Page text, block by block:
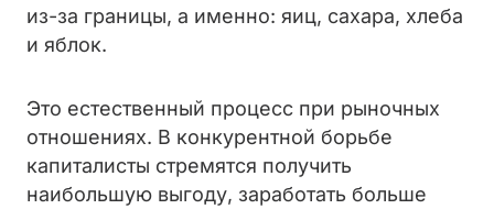
из-за границы, а именно: яиц, сахара, хлеба
и яблок.
Это естественный процесс при рыночных
отношениях. В конкурентной борьбе
капиталисты стремятся получить
наибольшую выгоду, заработать больше